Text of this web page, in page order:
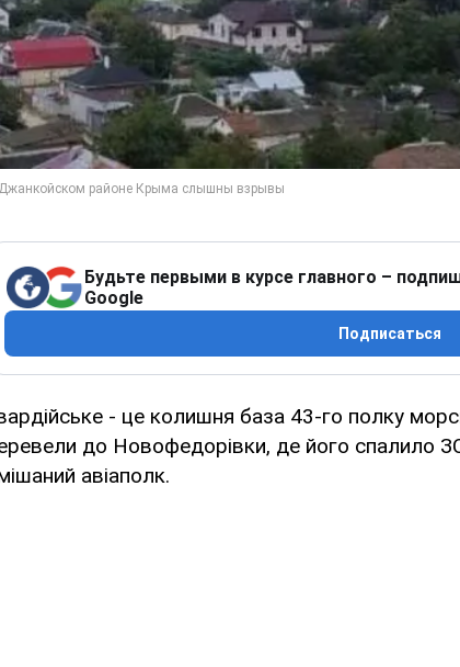
Будьте первыми в курсе главного –
Google
Подписаться
- це колишня база 43-го полку
до Новофедорівки, де його спалило
авіаполк.